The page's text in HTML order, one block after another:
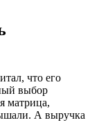
что его
выбор
матрица,
А выручка